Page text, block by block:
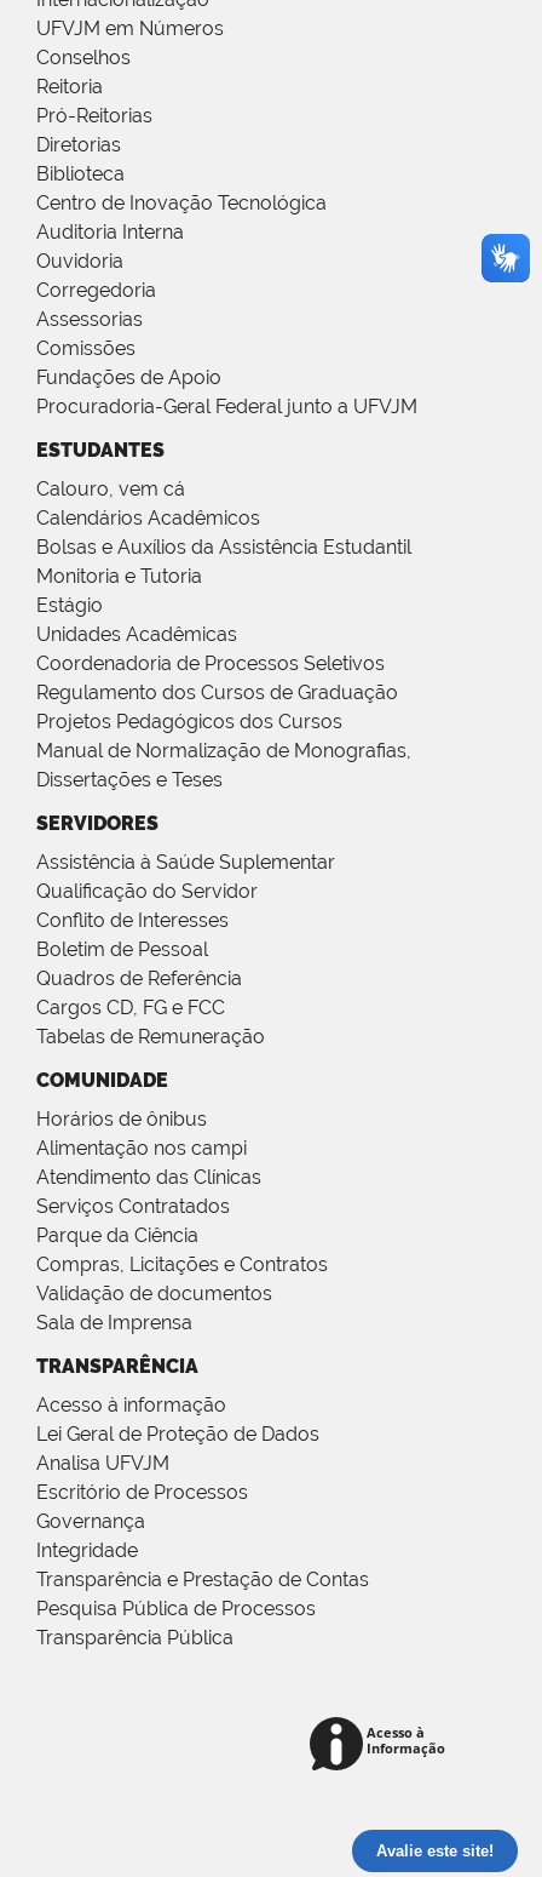
UFVJM em Números
Conselhos
Reitoria
Pró-Reitorias
Diretorias
Biblioteca
Centro de Inovação Tecnológica
Auditoria Interna
Ouvidoria
Corregedoria
Assessorias
Comissões
Fundações de Apoio
Procuradoria-Geral Federal junto a UFVJM
ESTUDANTES
Calouro, vem cá
Calendários Acadêmicos
Bolsas e Auxílios da Assistência Estudantil
Monitoria e Tutoria
Estágio
Unidades Acadêmicas
Coordenadoria de Processos Seletivos
Regulamento dos Cursos de Graduação
Projetos Pedagógicos dos Cursos
Manual de Normalização de Monografias,
Dissertações e Teses
SERVIDORES
Assistência à Saúde Suplementar
Qualificação do Servidor
Conflito de Interesses
Boletim de Pessoal
Quadros de Referência
Cargos CD, FG e FCC
Tabelas de Remuneração
COMUNIDADE
Horários de ônibus
Alimentação nos campi
Atendimento das Clínicas
Serviços Contratados
Parque da Ciência
Compras, Licitações e Contratos
Validação de documentos
Sala de Imprensa
TRANSPARÊNCIA
Acesso à informação
Lei Geral de Proteção de Dados
Analisa UFVJM
Escritório de Processos
Governança
Integridade
Transparência e Prestação de Contas
Pesquisa Pública de Processos
Transparência Pública
Avalie este site!